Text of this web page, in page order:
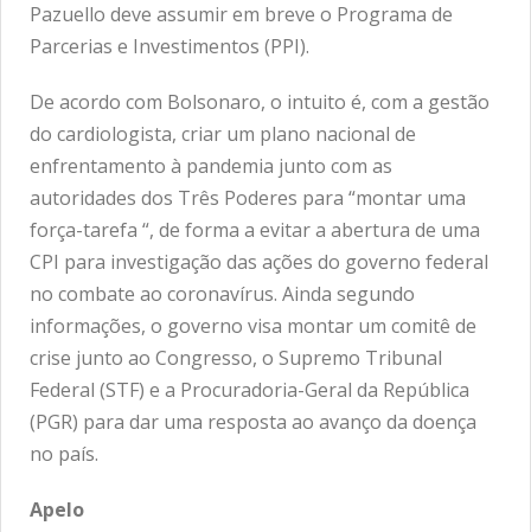
Pazuello deve assumir em breve o Programa de
Parcerias e Investimentos (PPI).
De acordo com Bolsonaro, o intuito é, com a gestão
do cardiologista, criar um plano nacional de
enfrentamento à pandemia junto com as
autoridades dos Três Poderes para “montar uma
força-tarefa “, de forma a evitar a abertura de uma
CPI para investigação das ações do governo federal
no combate ao coronavírus. Ainda segundo
informações, o governo visa montar um comitê de
crise junto ao Congresso, o Supremo Tribunal
Federal (STF) e a Procuradoria-Geral da República
(PGR) para dar uma resposta ao avanço da doença
no país.
Apelo